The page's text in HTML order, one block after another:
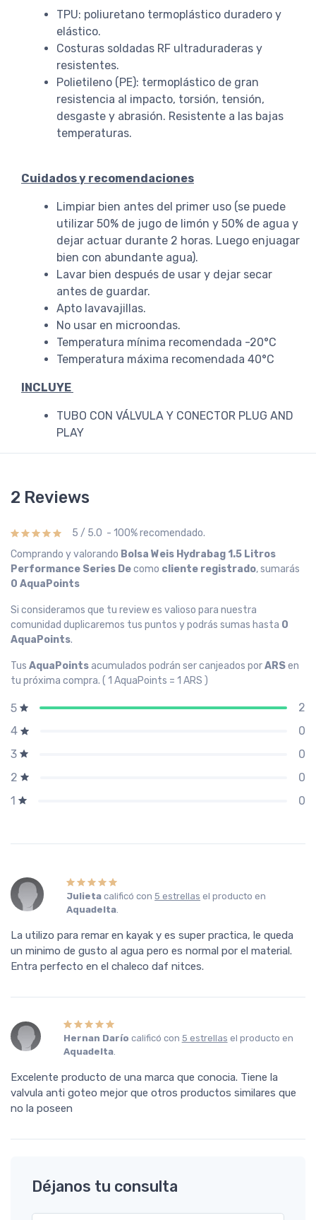
TPU: poliuretano termoplástico duradero y
elástico.
Costuras soldadas RF ultraduraderas y
resistentes.
Polietileno (PE): termoplástico de gran
resistencia al impacto, torsión, tensión,
desgaste y abrasión. Resistente a las bajas
temperaturas.
Cuidados y recomendaciones
Limpiar bien antes del primer uso (se puede
utilizar 50% de jugo de limón y 50% de agua y
dejar actuar durante 2 horas. Luego enjuagar
bien con abundante agua).
Lavar bien después de usar y dejar secar
antes de guardar.
Apto lavavajillas.
No usar en microondas.
Temperatura mínima recomendada -20°C
Temperatura máxima recomendada 40°C
INCLUYE
TUBO CON VÁLVULA Y CONECTOR PLUG AND
PLAY
2 Reviews
5 / 5.0 - 100% recomendado.
Comprando y valorando Bolsa Weis Hydrabag 1.5 Litros
Performance Series Decomo cliente registrado, sumarás
0 AquaPoints
Si consideramos que tu review es valioso para nuestra
comunidad duplicaremos tus puntos y podrás sumas hasta 0
AquaPoints.
Tus AquaPointsacumulados podrán ser canjeados porARSen
tu próxima compra. ( 1 AquaPoints = 1 ARS )
5
2
4
0
3
0
2
0
1
0
Julieta calificó con5 estrellas el producto en
Aquadelta.
La utilizo para remar en kayak y es super practica, le queda
un minimo de gusto al agua pero es normal por el material.
Entra perfecto en el chaleco daf nitces.
Hernan Darío calificó con 5 estrellas el producto en
Aquadelta.
Excelente producto de una marca que conocia. Tiene la
valvula anti goteo mejor que otros productos similares que
no la poseen
Déjanos tu consulta